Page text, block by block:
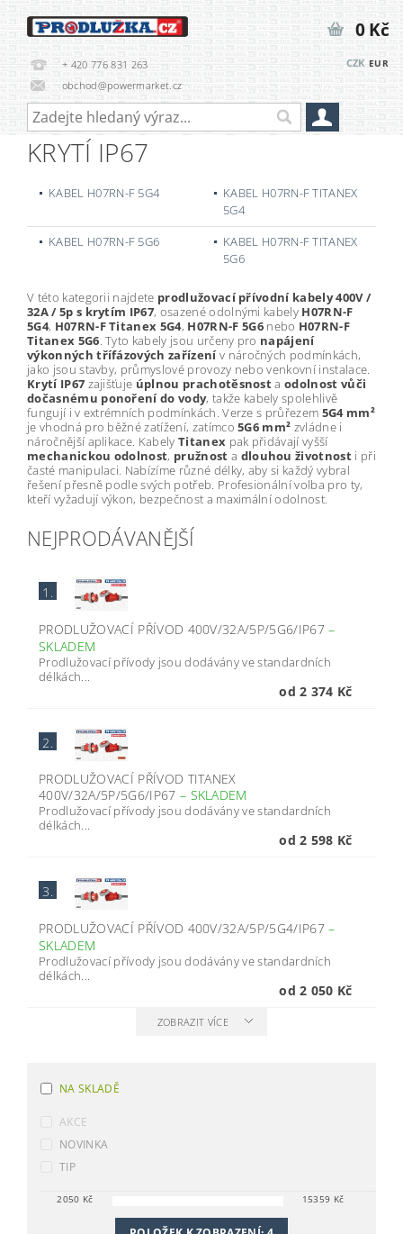
+ 420 776 831 263
obchod@powermarket.cz
CZK EUR
0 Kč
KRYTÍ IP67
KABEL H07RN-F 5G4
KABEL H07RN-F TITANEX
5G4
KABEL H07RN-F 5G6
KABEL H07RN-F TITANEX
5G6
V této kategorii najdete prodlužovací přívodní kabely 400V /
32A / 5p s krytím IP67, osazené odolnými kabely H07RN-F
5G4, H07RN-F Titanex 5G4, H07RN-F 5G6nebo H07RN-F
Titanex 5G6. Tyto kabely jsou určeny pro napájení
výkonných třífázových zařízenív náročných podmínkách,
jako jsou stavby, průmyslové provozy nebo venkovní instalace.
Krytí IP67 zajišťuje úplnou prachotěsnostaodolnost vůči
dočasnému ponoření do vody, takže kabely spolehlivě
fungují i v extrémních podmínkách. Verze s průřezem 5G4 mm²
je vhodná pro běžné zatížení, zatímco5G6 mm² zvládne i
náročnější aplikace. Kabely Titanex pak přidávají vyšší
mechanickou odolnost, pružnost a dlouhou životnost i při
časté manipulaci. Nabízíme různé délky, aby si každý vybral
řešení přesně podle svých potřeb. Profesionální volba pro ty,
kteří vyžadují výkon, bezpečnost a maximální odolnost.
NEJPRODÁVANĚJŠÍ
1.
PRODLUŽOVACÍ PŘÍVOD 400V/32A/5P/5G6/IP67–
SKLADEM
Prodlužovací přívody jsou dodávány ve standardních
délkách...
od 2 374 Kč
2.
PRODLUŽOVACÍ PŘÍVOD TITANEX
400V/32A/5P/5G6/IP67 – SKLADEM
Prodlužovací přívody jsou dodávány ve standardních
délkách...
od 2 598 Kč
3.
PRODLUŽOVACÍ PŘÍVOD 400V/32A/5P/5G4/IP67–
SKLADEM
Prodlužovací přívody jsou dodávány ve standardních
délkách...
od 2 050 Kč
ZOBRAZIT VÍCE
NA SKLADĚ
AKCE
NOVINKA
TIP
2050 Kč 15359 Kč